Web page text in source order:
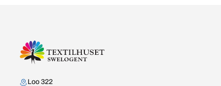
Kontakta oss
Loo 322